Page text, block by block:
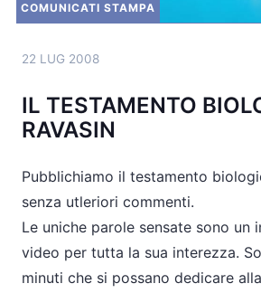
COMUNICATI STAMPA
">
22 LUG 2008
IL TESTAMENTO
RAVASIN
Pubblichiamo il testamento
senza utleriori commenti.
Le uniche parole sensate sono un
video per tutta la sua interezza.
minuti che si possano dedicare